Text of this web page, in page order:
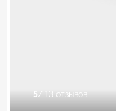
5/ 13 отзывов